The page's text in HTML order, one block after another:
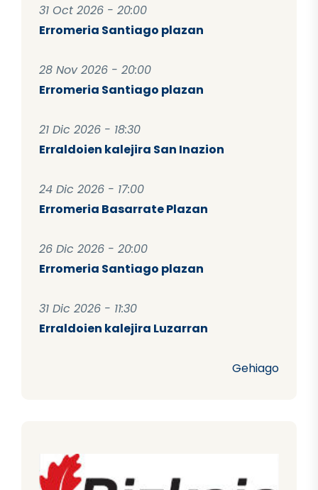
31 Oct 2026 - 20:00
Erromeria Santiago plazan
28 Nov 2026 - 20:00
Erromeria Santiago plazan
21 Dic 2026 - 18:30
Erraldoien kalejira San Inazion
24 Dic 2026 - 17:00
Erromeria Basarrate Plazan
26 Dic 2026 - 20:00
Erromeria Santiago plazan
31 Dic 2026 - 11:30
Erraldoien kalejira Luzarran
Gehiago